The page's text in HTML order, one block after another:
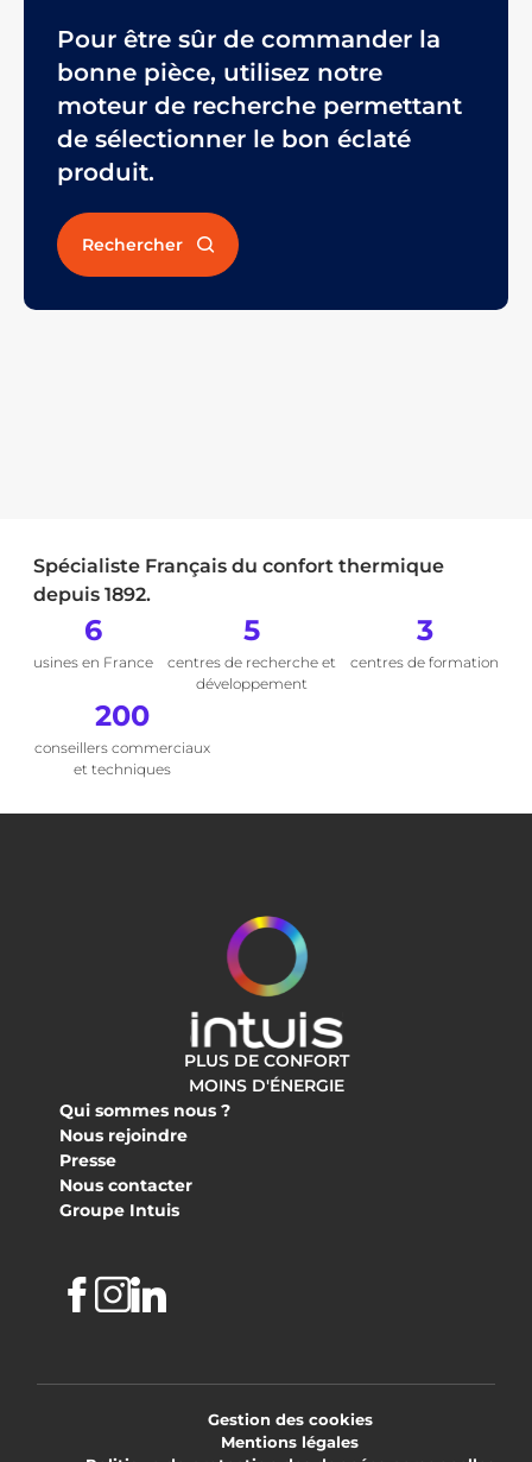
Pour être sûr de commander la
bonne pièce, utilisez notre
moteur de recherche permettant
de sélectionner le bon éclaté
produit.
Rechercher
Spécialiste Français du confort thermique
depuis 1892.
6
usines en France
5
centres de recherche et
développement
3
centres de formation
200
conseillers commerciaux
et techniques
PLUS DE CONFORT
MOINS D'ÉNERGIE
Qui sommes nous ?
Nous rejoindre
Presse
Nous contacter
Groupe Intuis
Facebook
Instagram
Linkedin
Gestion des cookies
Mentions légales